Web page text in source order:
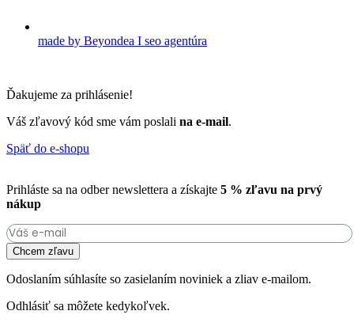
made by Beyondea I seo agentúra
Ďakujeme za prihlásenie!
Váš zľavový kód sme vám poslali na e-mail.
Späť do e-shopu
Prihláste sa na odber newslettera a získajte 5 % zľavu na prvý
nákup
Chcem zľavu
Odoslaním súhlasíte so zasielaním noviniek a zliav e-mailom.
Odhlásiť sa môžete kedykoľvek.